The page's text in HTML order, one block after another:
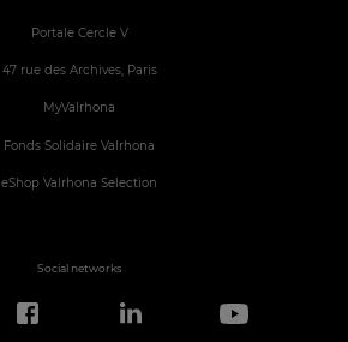
Portale Cercle V
47 rue des Archives, Paris
MyValrhona
Fonds Solidaire Valrhona
eShop Valrhona Selection
Social networks